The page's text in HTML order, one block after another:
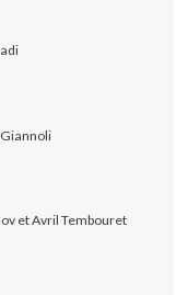
Giannoli
et Avril Tembouret